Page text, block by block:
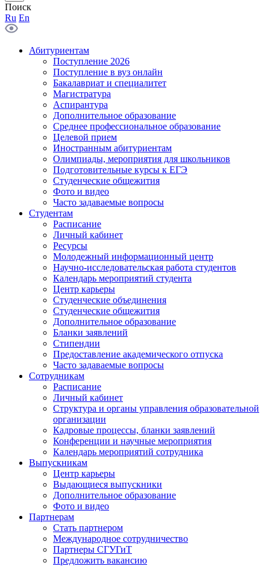
Поиск
Ru En
Абитуриентам
Поступление 2026
Поступление в вуз онлайн
Бакалавриат и специалитет
Магистратура
Аспирантура
Дополнительное образование
Среднее профессиональное образование
Целевой прием
Иностранным абитуриентам
Олимпиады, мероприятия для школьников
Подготовительные курсы к ЕГЭ
Студенческие общежития
Фото и видео
Часто задаваемые вопросы
Студентам
Расписание
Личный кабинет
Ресурсы
Молодежный информационный центр
Научно-исследовательская работа студентов
Календарь мероприятий студента
Центр карьеры
Студенческие объединения
Студенческие общежития
Дополнительное образование
Бланки заявлений
Стипендии
Предоставление академического отпуска
Часто задаваемые вопросы
Сотрудникам
Расписание
Личный кабинет
Структура и органы управления образовательной
организации
Кадровые процессы, бланки заявлений
Конференции и научные мероприятия
Календарь мероприятий сотрудника
Выпускникам
Центр карьеры
Выдающиеся выпускники
Дополнительное образование
Фото и видео
Партнерам
Стать партнером
Международное сотрудничество
Партнеры СГУГиТ
Предложить вакансию